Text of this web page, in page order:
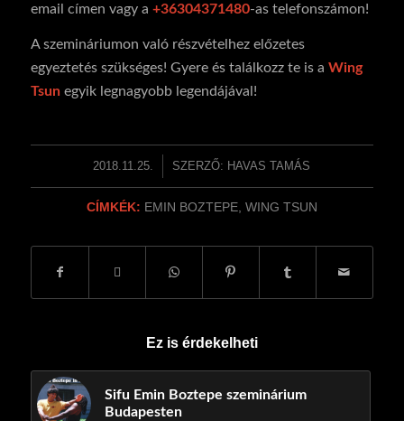
email címen vagy a +36304371480-as telefonszámon!
A szemináriumon való részvételhez előzetes
egyeztetés szükséges! Gyere és találkozz te is a Wing
Tsunegyik legnagyobb legendájával!
2018.11.25.
/ SZERZŐ: HAVAS TAMÁS
CÍMKÉK: EMIN BOZTEPE, WING TSUN
Ez is érdekelheti
Sifu Emin Boztepe szeminárium
Budapesten